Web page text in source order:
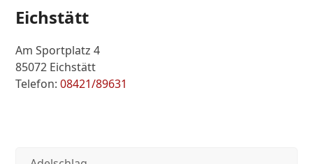
Eichstätt
Am Sportplatz 4
85072 Eichstätt
Telefon:08421/89631